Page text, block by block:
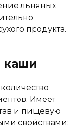
льняных
продукта.
каши
Имеет
и пищевую
свойствами: